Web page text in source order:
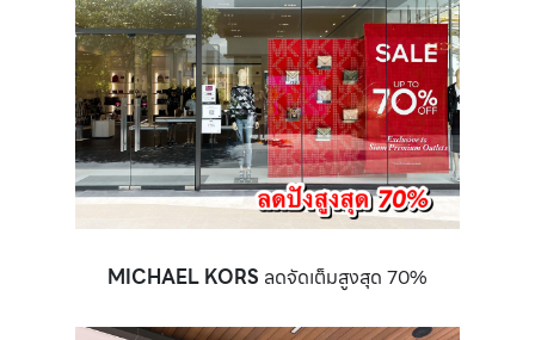
MICHAEL KORS ลดจัดเต็มสูงสุด 70%